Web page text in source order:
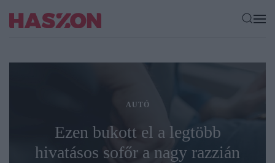
AUTÓ
Ezen bukott el a legtöbb
hivatásos sofőr a nagy razzián